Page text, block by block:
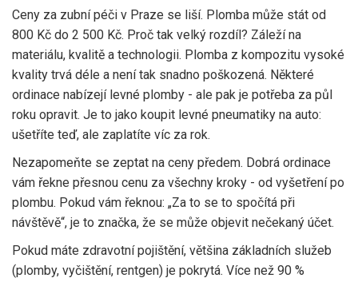
Ceny za zubní péči v Praze se liší. Plomba může stát od
800 Kč do 2 500 Kč. Proč tak velký rozdíl? Záleží na
materiálu, kvalitě a technologii. Plomba z kompozitu vysoké
kvality trvá déle a není tak snadno poškozená. Některé
ordinace nabízejí levné plomby - ale pak je potřeba za půl
roku opravit. Je to jako koupit levné pneumatiky na auto:
ušetříte teď, ale zaplatíte víc za rok.
Nezapomeňte se zeptat na ceny předem. Dobrá ordinace
vám řekne přesnou cenu za všechny kroky - od vyšetření po
plombu. Pokud vám řeknou: „Za to se to spočítá při
návštěvě“, je to značka, že se může objevit nečekaný účet.
Pokud máte zdravotní pojištění, většina základních služeb
(plomby, vyčištění, rentgen) je pokrytá. Více než 90 %